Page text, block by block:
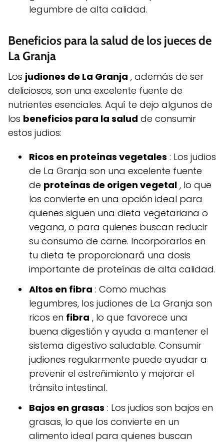
legumbre de alta calidad.
Beneficios para la salud de los jueces de
La Granja
Los judiones de La Granja , además de ser
deliciosos, son una excelente fuente de
nutrientes esenciales. Aquí te dejo algunos de
los beneficios para la salud de consumir
estos judios:
Ricos en proteínas vegetales : Los judios
de La Granja son una excelente fuente
de proteínas de origen vegetal , lo que
los convierte en una opción ideal para
quienes siguen una dieta vegetariana o
vegana, o para quienes buscan reducir
su consumo de carne. Incorporarlos en
tu dieta te proporcionará una dosis
importante de proteínas de alta calidad.
Altos en fibra : Como muchas
legumbres, los judiones de La Granja son
ricos en fibra , lo que favorece una
buena digestión y ayuda a mantener el
sistema digestivo saludable. Consumir
judiones regularmente puede ayudar a
prevenir el estreñimiento y mejorar el
tránsito intestinal.
Bajos en grasas : Los judios son bajos en
grasas, lo que los convierte en un
alimento ideal para quienes buscan